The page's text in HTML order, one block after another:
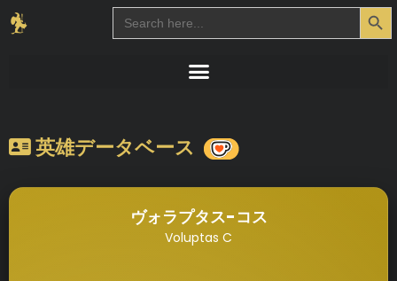
Search
for:
Search Button
英雄データベース
ヴォラプタス-コス
Voluptas C